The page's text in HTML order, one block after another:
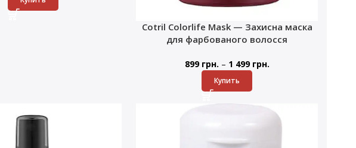
Cotril Colorlife Mask — Захисна маска
для фарбованого волосся
899 грн. – 1 499 грн.
Купить